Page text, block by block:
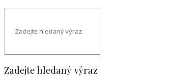
Zadejte hledaný výraz